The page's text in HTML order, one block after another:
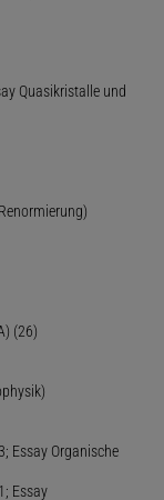
Quasikristalle und
(26)
Essay Organische
Essay